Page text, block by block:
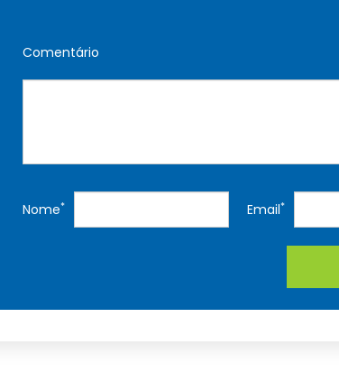
Comentário
Nome* Email*